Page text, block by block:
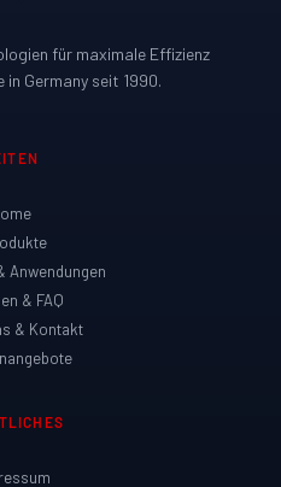
Anwendungen
& FAQ
& Kontakt